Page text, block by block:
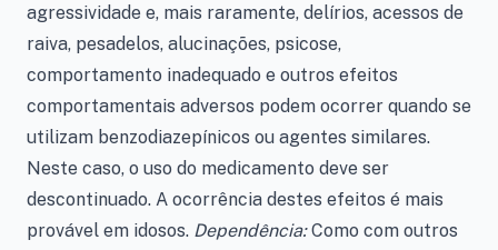
agressividade e, mais raramente, delírios, acessos de
raiva, pesadelos, alucinações, psicose,
comportamento inadequado e outros efeitos
comportamentais adversos podem ocorrer quando se
utilizam benzodiazepínicos ou agentes similares.
Neste caso, o uso do medicamento deve ser
descontinuado. A ocorrência destes efeitos é mais
provável em idosos. Dependência:Como com outros